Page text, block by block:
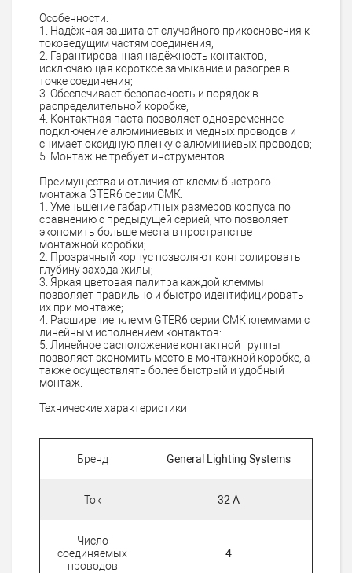
Особенности:
1. Надёжная защита от случайного прикосновения к
токоведущим частям соединения;
2. Гарантированная надёжность контактов,
исключающая короткое замыкание и разогрев в
точке соединения;
3. Обеспечивает безопасность и порядок в
распределительной коробке;
4. Контактная паста позволяет одновременное
подключение алюминиевых и медных проводов и
снимает оксидную пленку с алюминиевых проводов;
5. Монтаж не требует инструментов.
Преимущества и отличия от клемм быстрого
монтажа GTER6 серии СМК:
1. Уменьшение габаритных размеров корпуса по
сравнению с предыдущей серией, что позволяет
экономить больше места в пространстве
монтажной коробки;
2. Прозрачный корпус позволяют контролировать
глубину захода жилы;
3. Яркая цветовая палитра каждой клеммы
позволяет правильно и быстро идентифицировать
их при монтаже;
4. Расширение клемм GTER6 серии СМК клеммами с
линейным исполнением контактов:
5. Линейное расположение контактной группы
позволяет экономить место в монтажной коробке, а
также осуществлять более быстрый и удобный
монтаж.
Технические характеристики
Бренд General Lighting Systems
Ток 32 А
Число
соединяемых
проводов
4